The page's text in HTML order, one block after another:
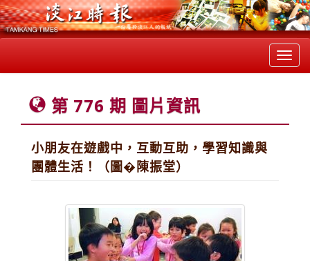
第 776 期 圖片資訊
小朋友在遊戲中，互動互助，學習知識與
團體生活！（圖�陳振堂）